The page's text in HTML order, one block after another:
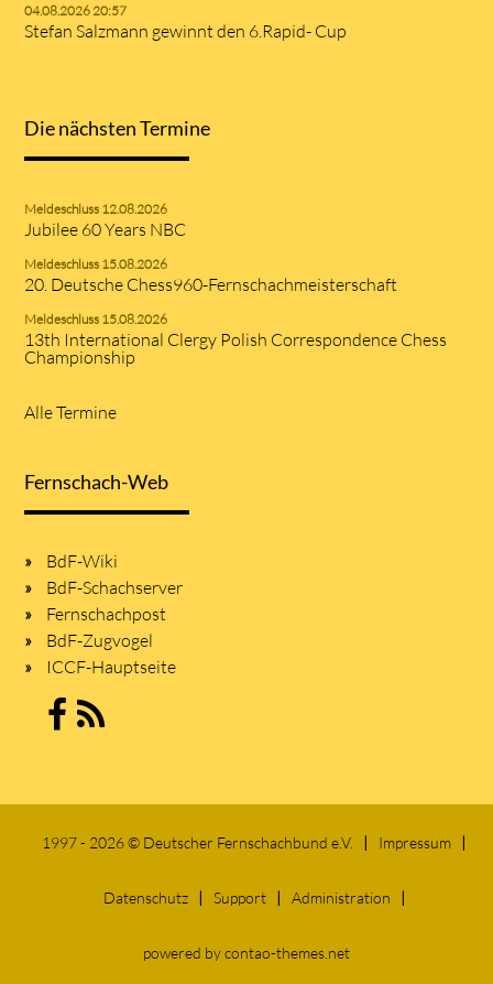
04.08.2026 20:57
Stefan Salzmann gewinnt den 6.Rapid- Cup
Die nächsten Termine
Meldeschluss 12.08.2026
Jubilee 60 Years NBC
Meldeschluss 15.08.2026
20. Deutsche Chess960-Fernschachmeisterschaft
Meldeschluss 15.08.2026
13th International Clergy Polish Correspondence Chess
Championship
Alle Termine
Fernschach-Web
BdF-Wiki
BdF-Schachserver
Fernschachpost
BdF-Zugvogel
ICCF-Hauptseite
1997 - 2026 © Deutscher Fernschachbund e.V. Impressum
Datenschutz Support Administration
powered bycontao-themes.net